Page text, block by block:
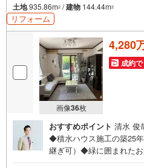
土地935.86m2 /建物 144.44m2
リフォーム
画像36枚
4,280
成約
おすすめポイント 清水 俊
◆積水ハウス施工の築25
継ぎ可）◆緑に囲まれた